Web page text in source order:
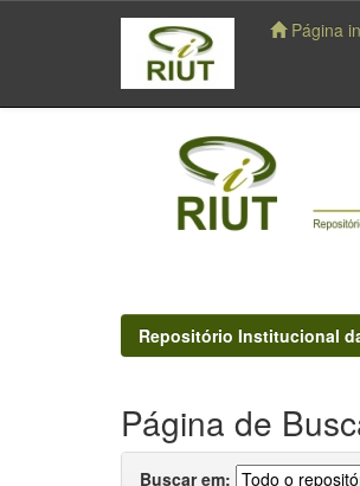
navigation
Página
Repositório Institucional
Página de
Buscar em: